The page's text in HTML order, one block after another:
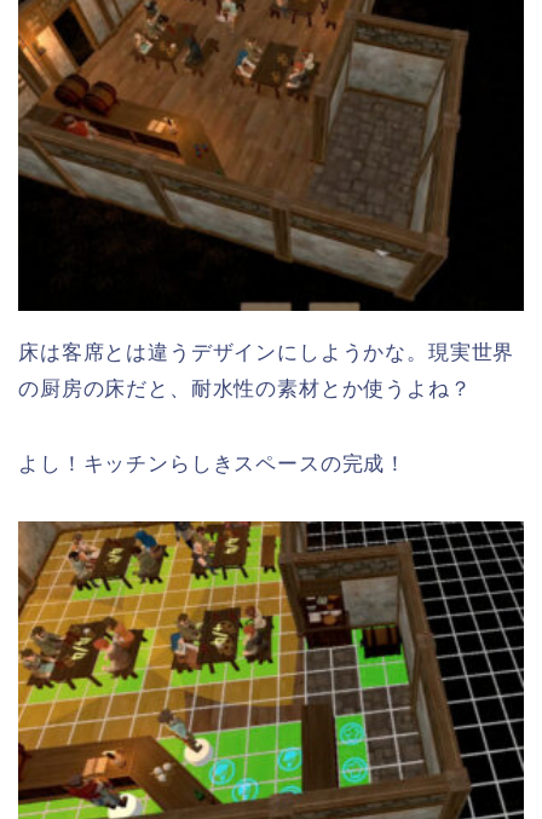
床は客席とは違うデザインにしようかな。現実世界
の厨房の床だと、耐水性の素材とか使うよね？
よし！キッチンらしきスペースの完成！